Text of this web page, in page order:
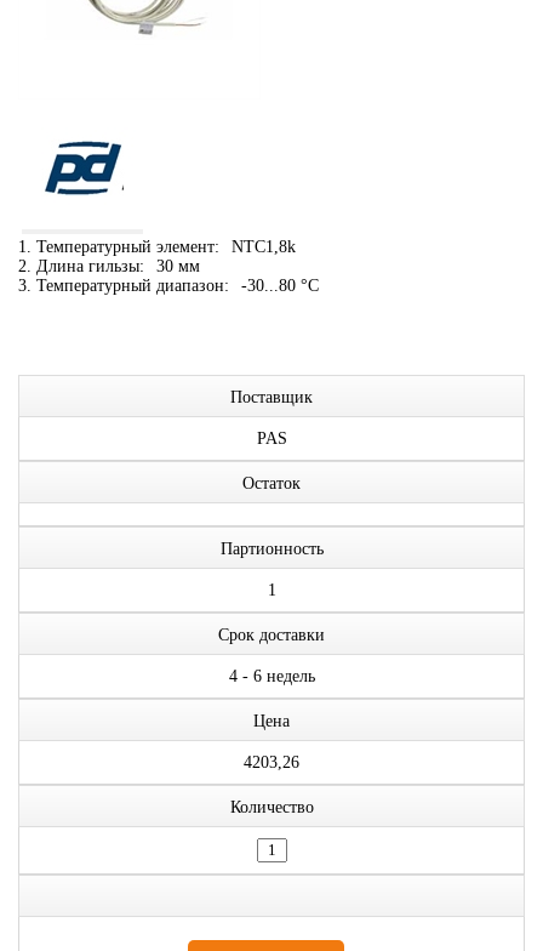
1. Температурный элемент:
NTC1,8k
2. Длина гильзы:
30 мм
3. Температурный диапазон:
-30...80 °C
Поставщик
PAS
Остаток
Партионность
1
Срок доставки
4 - 6 недель
Цена
4203,26
Количество